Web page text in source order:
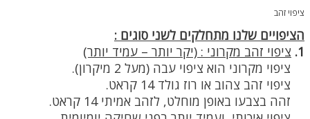
ציפוי זהב
הציפויים שלנו מתחלקים לשני סוגים :
1. ציפוי זהב מקרוני : (יקר יותר – עמיד יותר)
ציפוי מקרוני הוא ציפוי עבה (מעל 2 מיקרון).
ציפוי זהב צהוב או רוז גולד 14 קראט.
זהה בצבעו באופן מוחלט, לזהב אמיתי 14 קראט.